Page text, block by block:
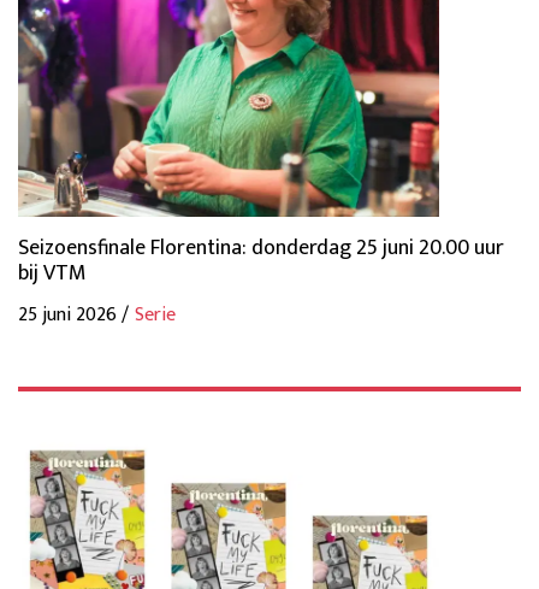
Seizoensfinale Florentina: donderdag 25 juni 20.00 uur
bij VTM
25 juni 2026 /Serie